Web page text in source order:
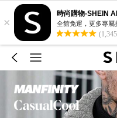
×
時尚購物-SHEIN
全館免運，更多專屬